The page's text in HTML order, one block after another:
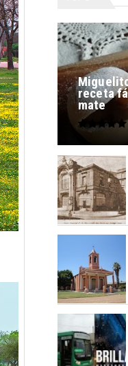
receta
mate